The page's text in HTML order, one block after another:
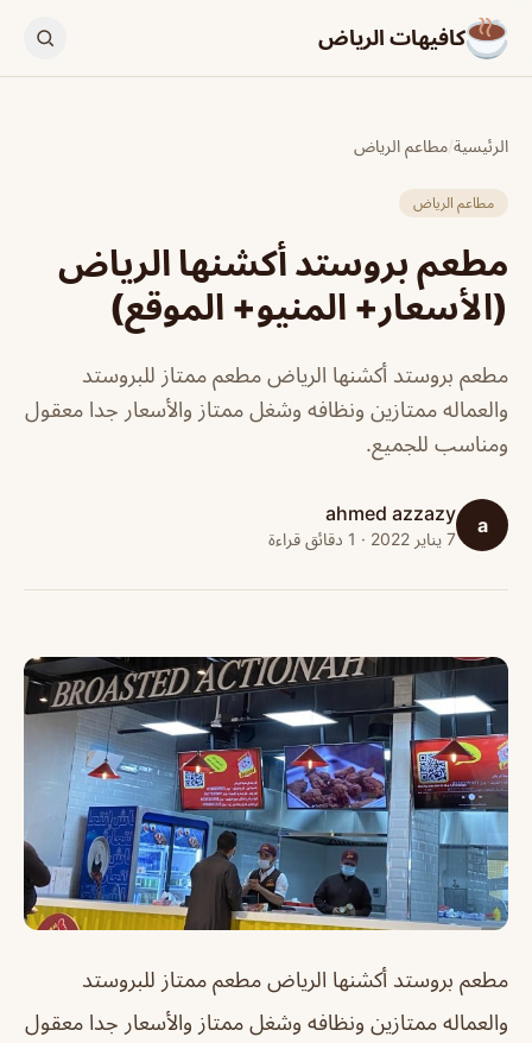
كافيهات الرياض
الرئيسية/مطاعم الرياض
مطاعم الرياض
مطعم بروستد أكشنها الرياض
(الأسعار+ المنيو+ الموقع)
مطعم بروستد أكشنها الرياض مطعم ممتاز للبروستد
والعماله ممتازين ونظافه وشغل ممتاز والأسعار جدا معقول
ومناسب للجميع.
a
ahmed azzazy
7 يناير 2022 · 1 دقائق قراءة
مطعم بروستد أكشنها الرياض مطعم ممتاز للبروستد
والعماله ممتازين ونظافه وشغل ممتاز والأسعار جدا معقول